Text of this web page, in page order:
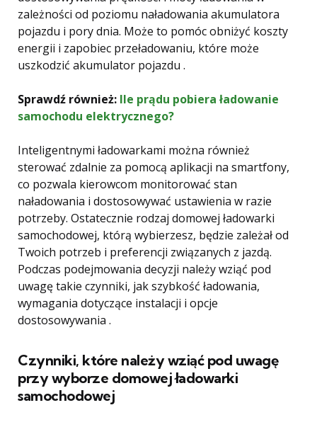
zależności od poziomu naładowania akumulatora
pojazdu i pory dnia. Może to pomóc obniżyć koszty
energii i zapobiec przeładowaniu, które może
uszkodzić akumulator pojazdu .
Sprawdź również: Ile prądu pobiera ładowanie
samochodu elektrycznego?
Inteligentnymi ładowarkami można również
sterować zdalnie za pomocą aplikacji na smartfony,
co pozwala kierowcom monitorować stan
naładowania i dostosowywać ustawienia w razie
potrzeby. Ostatecznie rodzaj domowej ładowarki
samochodowej, którą wybierzesz, będzie zależał od
Twoich potrzeb i preferencji związanych z jazdą.
Podczas podejmowania decyzji należy wziąć pod
uwagę takie czynniki, jak szybkość ładowania,
wymagania dotyczące instalacji i opcje
dostosowywania .
Czynniki, które należy wziąć pod uwagę
przy wyborze domowej ładowarki
samochodowej